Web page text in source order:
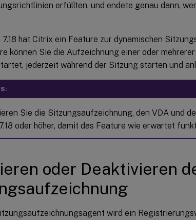
erfüllten, und endete genau dann,
7.18 hat Citrix ein Feature zur dynamischen
können Sie die Aufzeichnung einer oder
jederzeit während der Sitzung starten und
Sie die Sitzungsaufzeichnung, den VDA und
oder höher, damit das Feature wie erwartet
oder Deaktivieren
wird ein